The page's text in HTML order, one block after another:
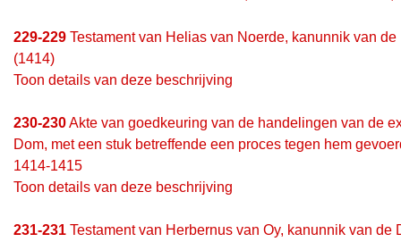
229-229 Testament van Helias van Noerde, kanunnik van
(1414)
Toon details van deze beschrijving
230-230Akte van goedkeuring van de handelingen van de
Dom, met een stuk betreffende een proces tegen hem
1414-1415
Toon details van deze beschrijving
231-231 Testament van Herbernus van Oy, kanunnik van